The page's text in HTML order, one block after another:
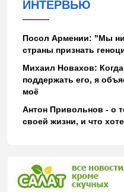
ИНТЕРВЬЮ
Посол Армении: "Мы
страны признать
Михаил Новахов:
поддержать его, я
моё
Антон Привольнов - о
своей жизни, и что